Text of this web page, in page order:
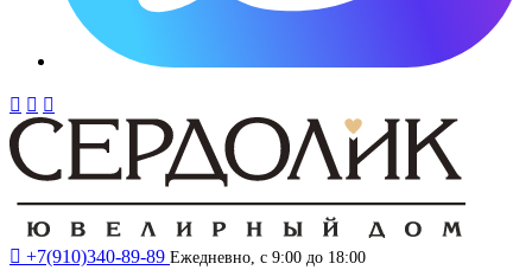
  
 +7(910)340-89-89 Ежедневно, с 9:00 до 18:00